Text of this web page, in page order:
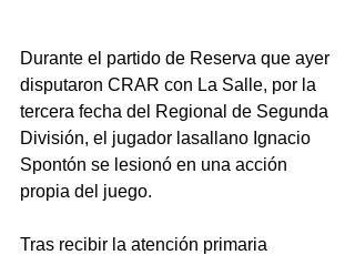
Durante el partido de Reserva que ayer
disputaron CRAR con La Salle, por la
tercera fecha del Regional de Segunda
División, el jugador lasallano Ignacio
Spontón se lesionó en una acción
propia del juego.
Tras recibir la atención primaria